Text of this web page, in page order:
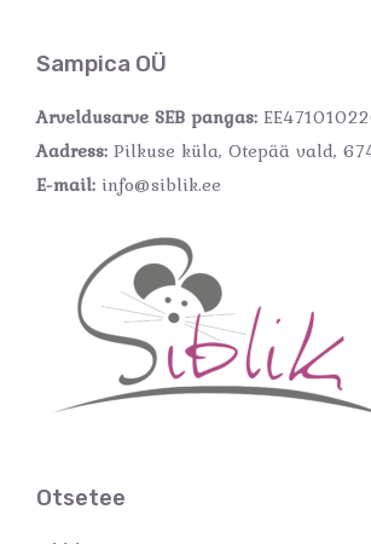
Sampica OÜ
Arveldusarve SEB pangas:
Aadress: Pilkuse küla, Otepää vald,
E-mail: info@siblik.ee
Otsetee